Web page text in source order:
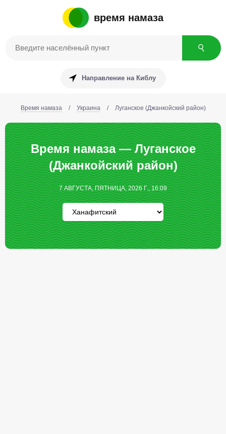
время намаза
Направление на Киблу
Время намаза / Украина / Луганское (Джанкойский район)
Время намаза — Луганское
(Джанкойский район)
7 АВГУСТА, ПЯТНИЦА, 2026 Г., 16:09